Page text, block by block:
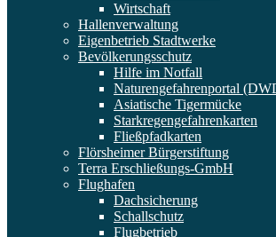
Wirtschaft
Hallenverwaltung
Eigenbetrieb Stadtwerke
Bevölkerungsschutz
Hilfe im Notfall
Naturengefahrenportal
Asiatische Tigermücke
Starkregengefahrenkarten
Fließpfadkarten
Flörsheimer Bürgerstiftung
Terra Erschließungs-GmbH
Flughafen
Dachsicherung
Schallschutz
Flugbetrieb